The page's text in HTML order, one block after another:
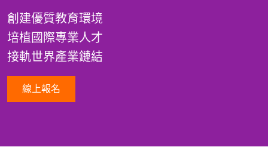
創建優質教育環境
培植國際專業人才
接軌世界產業鏈結
線上報名